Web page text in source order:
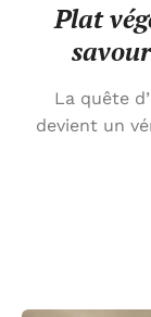
Plat
La quête
devient un